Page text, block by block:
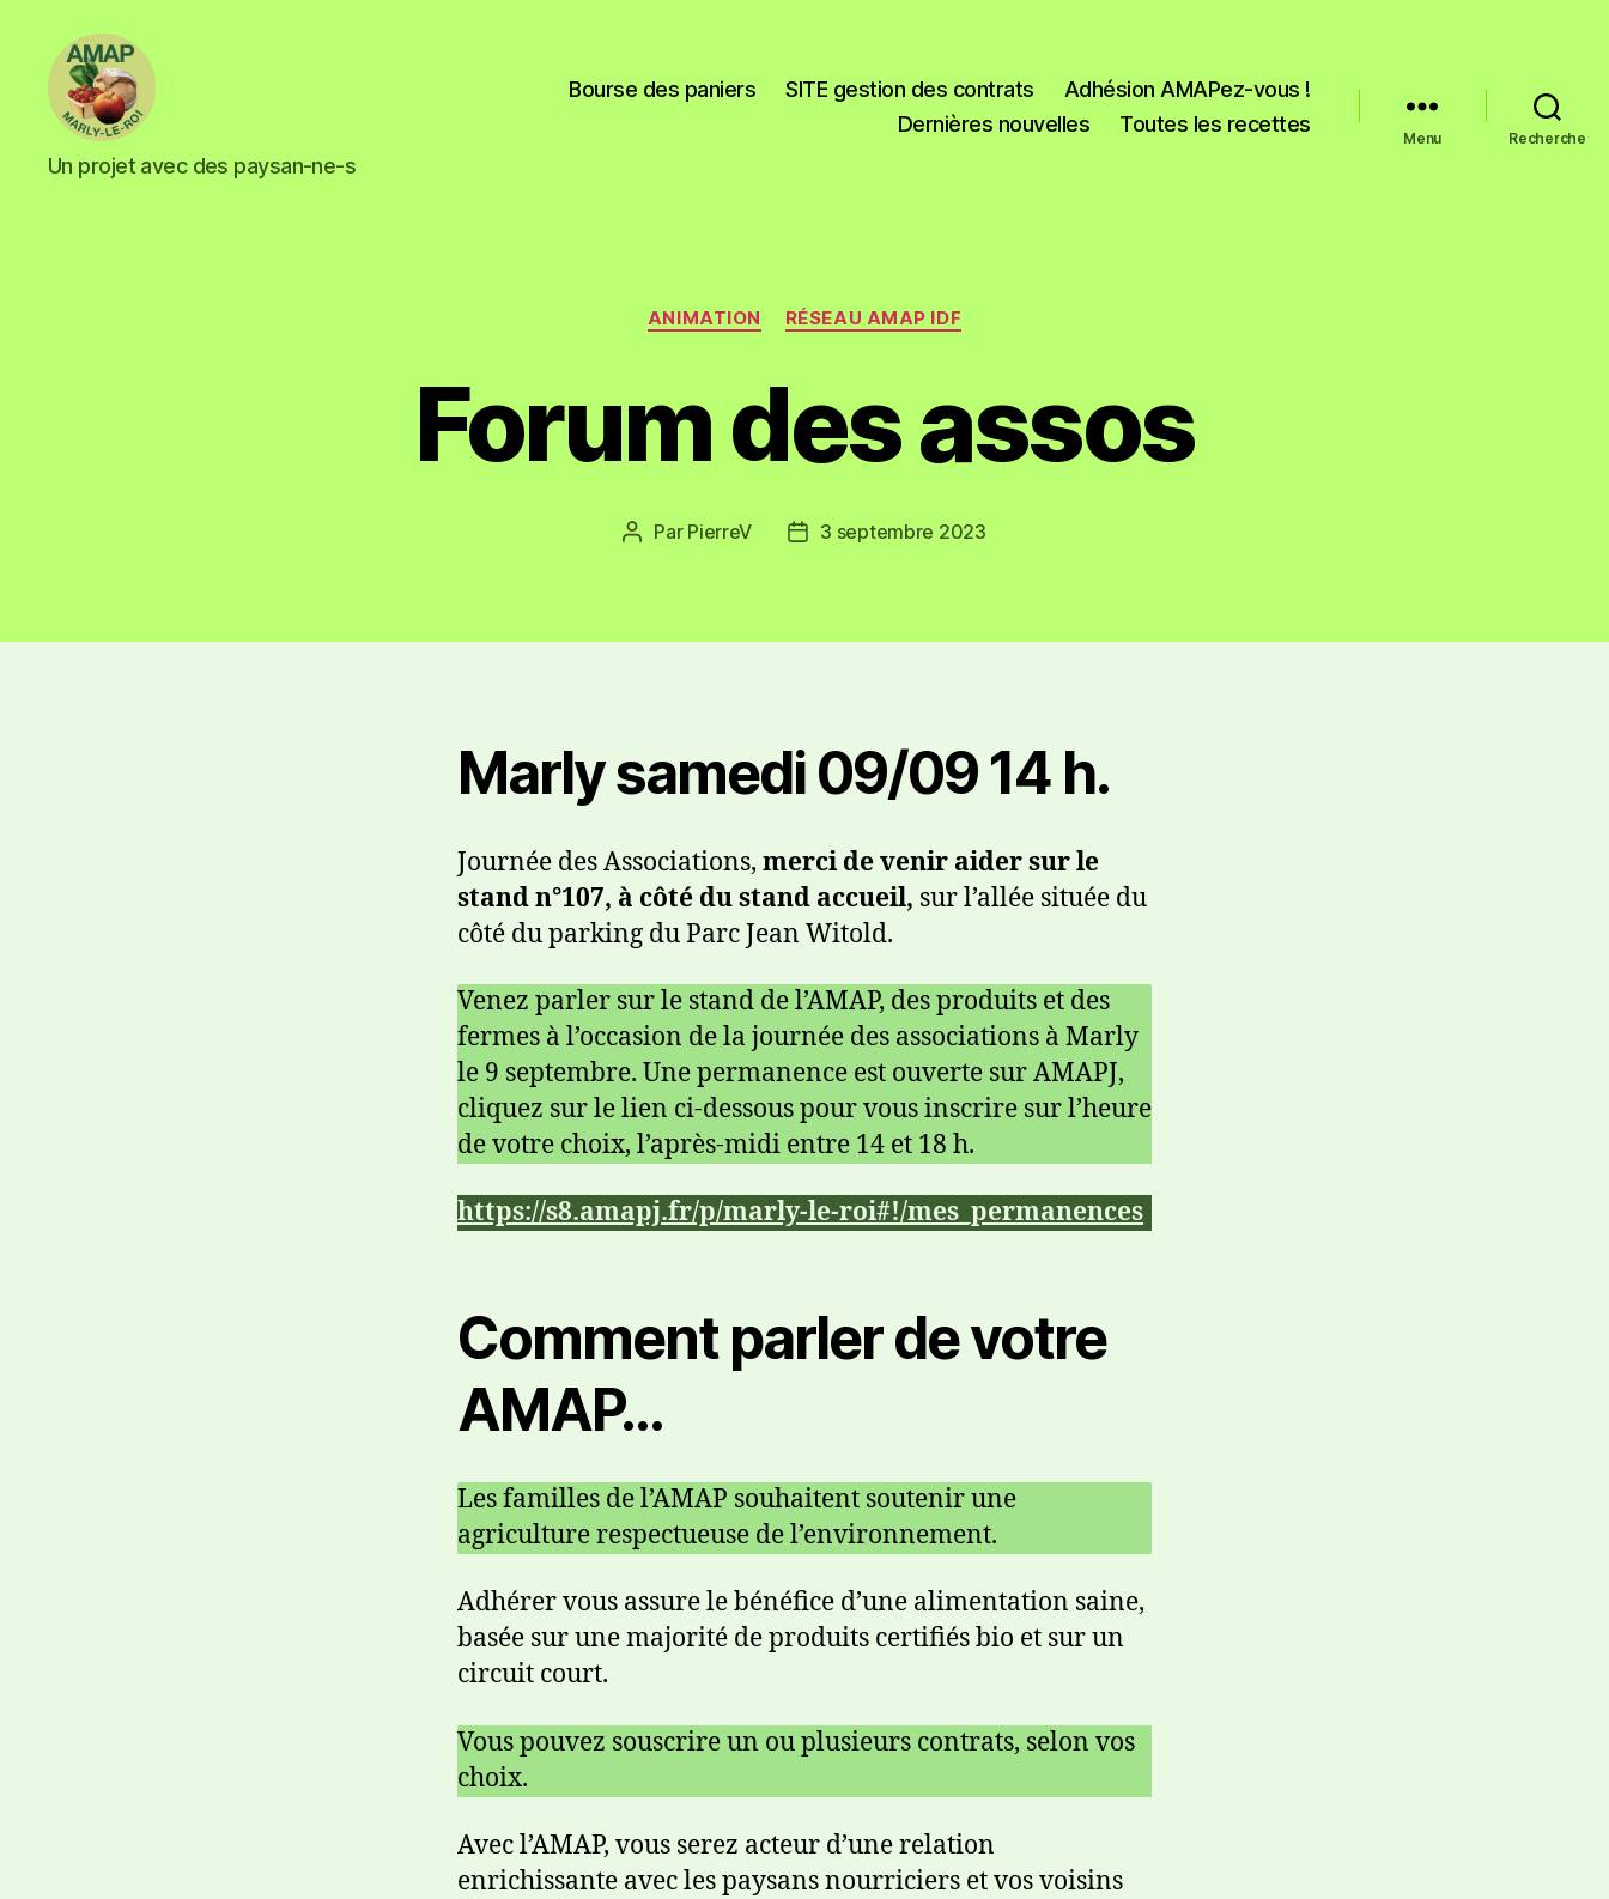
Un projet avec des paysan-ne-s
Bourse des paniers SITE gestion des contrats
Adhésion AMAPez-vous !
Dernières nouvelles
Toutes les recettes
Menu Recherche
ANIMATION RÉSEAU AMAP IDF
Forum des assos
Par PierreV 3 septembre 2023
Marly samedi 09/09 14 h.
Journée des Associations, merci de venir aider sur le
standn°107, à côté du stand accueil, sur l’allée située du
côté du parking du Parc Jean Witold.
Venez parler sur le stand de l’AMAP, des produits et des
fermes à l’occasion de la journée des associations à Marly
le 9 septembre. Une permanence est ouverte sur AMAPJ,
cliquez sur le lien ci-dessous pour vous inscrire sur l’heure
de votre choix, l’après-midi entre 14 et 18 h.
https://s8.amapj.fr/p/marly-le-roi#!/mes_permanences
Comment parler de votre
AMAP…
Les familles de l’AMAP souhaitent soutenir une
agriculture respectueuse de l’environnement.
Adhérer vous assure le bénéfice d’une alimentation saine,
basée sur une majorité de produits certifiés bio et sur un
circuit court.
Vous pouvez souscrire un ou plusieurs contrats, selon vos
choix.
Avec l’AMAP, vous serez acteur d’une relation
enrichissante avec les paysans nourriciers et vos voisins